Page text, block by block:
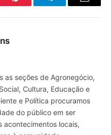
Pinterest TelegramaE-
as seções de Agronegócio,
Cultura, Educação e
e Política procuramos
do público em ser
acontecimentos locais,